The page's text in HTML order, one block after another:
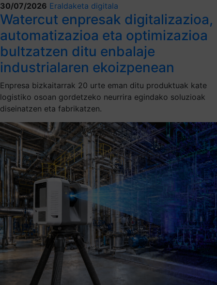
30/07/2026 Eraldaketa digitala
Watercut enpresak digitalizazioa,
automatizazioa eta optimizazioa
bultzatzen ditu enbalaje
industrialaren ekoizpenean
Enpresa bizkaitarrak 20 urte eman ditu produktuak kate
logistiko osoan gordetzeko neurrira egindako soluzioak
diseinatzen eta fabrikatzen.